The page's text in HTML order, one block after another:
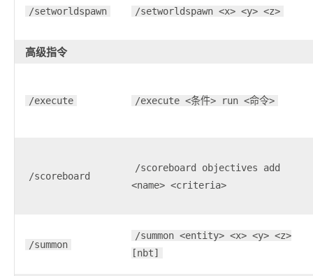
/setworldspawn /setworldspawn <x> <y> <z>
高级指令
/execute /execute <条件> run <命令>
/scoreboard
/scoreboard objectives add
<name> <criteria>
/summon
/summon <entity> <x> <y> <z>
[nbt]